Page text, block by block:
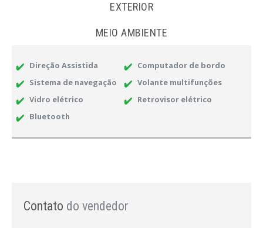
EXTERIOR
MEIO AMBIENTE
Direção Assistida
Computador de bordo
Sistema de navegação
Volante multifunções
Vidro elétrico
Retrovisor elétrico
Bluetooth
Contato do vendedor